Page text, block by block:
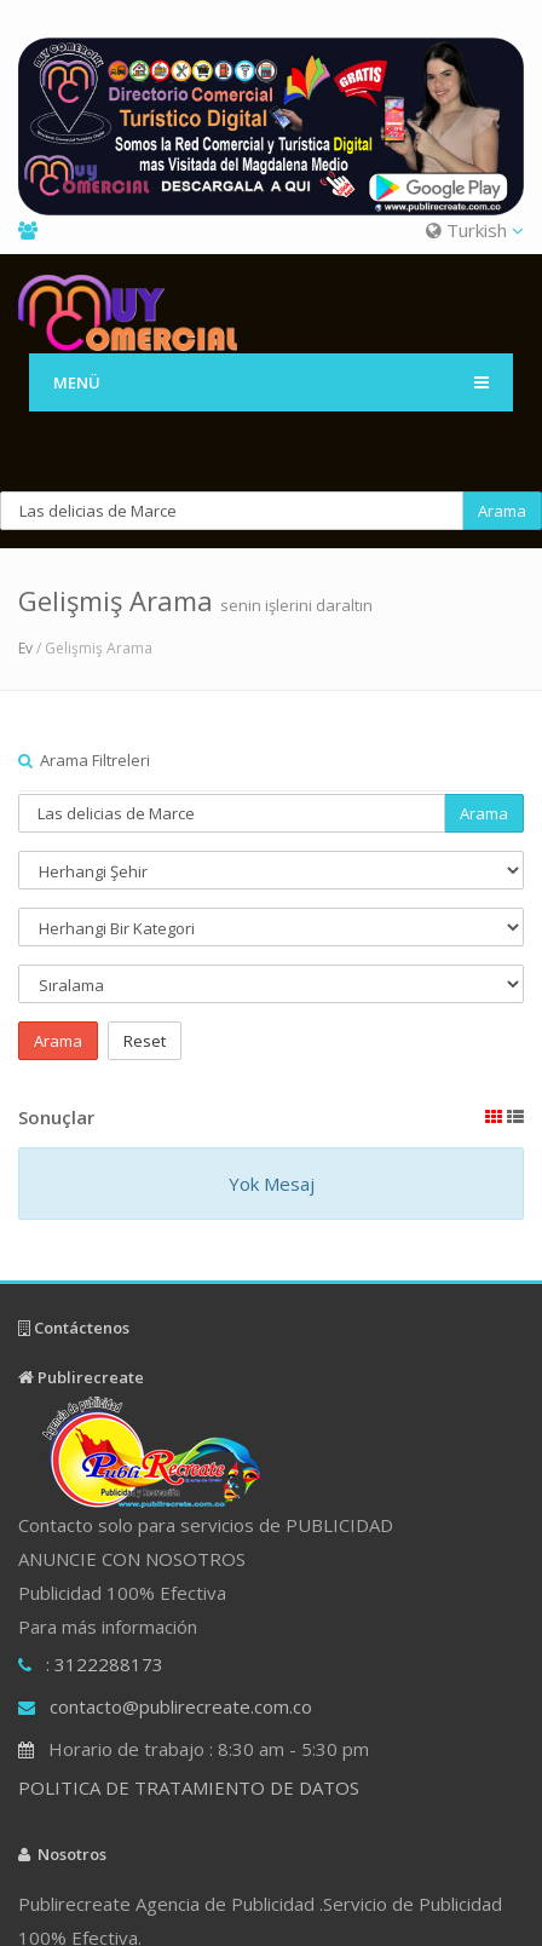
Turkish
MENÜ
Arama
Gelişmiş Arama senin işlerini daraltın
Ev/ Gelişmiş Arama
Arama Filtreleri
Arama
Arama Reset
Sonuçlar
Yok Mesaj
Contáctenos
Publirecreate
Contacto solo para servicios de PUBLICIDAD
ANUNCIE CON NOSOTROS
Publicidad 100% Efectiva
Para más información
: 3122288173
contacto@publirecreate.com.co
Horario de trabajo : 8:30 am - 5:30 pm
POLITICA DE TRATAMIENTO DE DATOS
Nosotros
Publirecreate Agencia de Publicidad .Servicio de Publicidad
100% Efectiva.